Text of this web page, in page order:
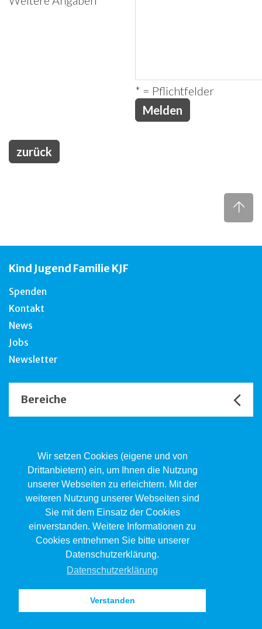
Wir setzen Cookies (eigene und von
Drittanbietern) ein, um Ihnen die Nutzung
unserer Webseiten zu erleichtern. Mit der
weiteren Nutzung unserer Webseiten sind
Sie mit dem Einsatz der Cookies
einverstanden. Weitere Informationen zu
Cookies entnehmen Sie bitte unserer
Datenschutzerklärung.
Datenschutzerklärung
Verstanden
* = Pflichtfelder
zurück
Kind Jugend Familie KJF
Spenden
Kontakt
News
Jobs
Newsletter
Bereiche
Kind.Jugend.Familie KJF
Poststrasse 2, Postfach, 4410 Liestal
061 551 17 77
kjf@jsw.swiss